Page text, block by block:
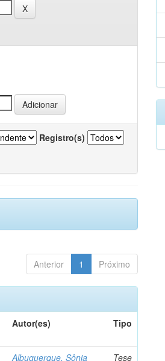
Registro(s)
Anterior 1 Próximo
Autor(es) Tipo
Albuquerque, Sônia Tese